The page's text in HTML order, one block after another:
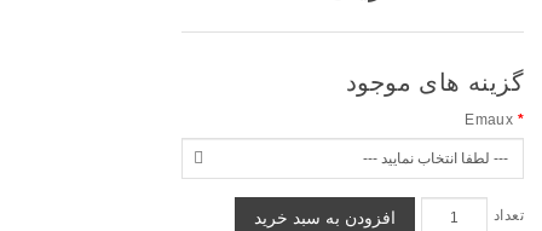
گزینه های موجود
Emaux
تعداد افزودن به سبد خرید